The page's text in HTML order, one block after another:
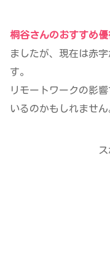
桐谷さんのおすすめ
ましたが、現在は赤
す。
リモートワークの影
いるのかもしれません